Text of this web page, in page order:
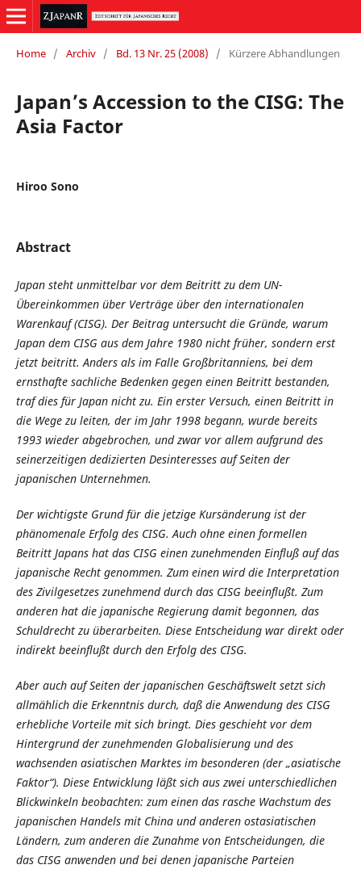
Home / Archiv / Bd. 13 Nr. 25 (2008) / Kürzere Abhandlungen
Japan’s Accession to the CISG: The
Asia Factor
Hiroo Sono
Abstract
Japan steht unmittelbar vor dem Beitritt zu dem UN-
Übereinkommen über Verträge über den internationalen
Warenkauf (CISG). Der Beitrag untersucht die Gründe, warum
Japan dem CISG aus dem Jahre 1980 nicht früher, sondern erst
jetzt beitritt. Anders als im Falle Großbritanniens, bei dem
ernsthafte sachliche Bedenken gegen einen Beitritt bestanden,
traf dies für Japan nicht zu. Ein erster Versuch, einen Beitritt in
die Wege zu leiten, der im Jahr 1998 begann, wurde bereits
1993 wieder abgebrochen, und zwar vor allem aufgrund des
seinerzeitigen dedizierten Desinteresses auf Seiten der
japanischen Unternehmen.
Der wichtigste Grund für die jetzige Kursänderung ist der
phänomenale Erfolg des CISG. Auch ohne einen formellen
Beitritt Japans hat das CISG einen zunehmenden Einfluß auf das
japanische Recht genommen. Zum einen wird die Interpretation
des Zivilgesetzes zunehmend durch das CISG beeinflußt. Zum
anderen hat die japanische Regierung damit begonnen, das
Schuldrecht zu überarbeiten. Diese Entscheidung war direkt oder
indirekt beeinflußt durch den Erfolg des CISG.
Aber auch auf Seiten der japanischen Geschäftswelt setzt sich
allmählich die Erkenntnis durch, daß die Anwendung des CISG
erhebliche Vorteile mit sich bringt. Dies geschieht vor dem
Hintergrund der zunehmenden Globalisierung und des
wachsenden asiatischen Marktes im besonderen (der „asiatische
Faktor“). Diese Entwicklung läßt sich aus zwei unterschiedlichen
Blickwinkeln beobachten: zum einen das rasche Wachstum des
japanischen Handels mit China und anderen ostasiatischen
Ländern, zum anderen die Zunahme von Entscheidungen, die
das CISG anwenden und bei denen japanische Parteien